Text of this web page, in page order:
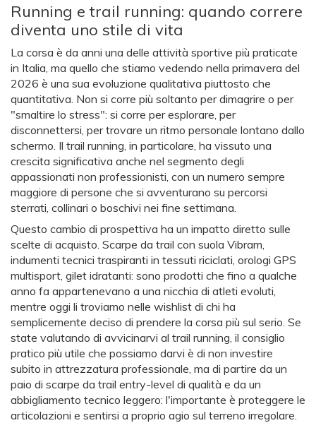
Running e trail running: quando correre
diventa uno stile di vita
La corsa è da anni una delle attività sportive più praticate
in Italia, ma quello che stiamo vedendo nella primavera del
2026 è una sua evoluzione qualitativa piuttosto che
quantitativa. Non si corre più soltanto per dimagrire o per
"smaltire lo stress": si corre per esplorare, per
disconnettersi, per trovare un ritmo personale lontano dallo
schermo. Il trail running, in particolare, ha vissuto una
crescita significativa anche nel segmento degli
appassionati non professionisti, con un numero sempre
maggiore di persone che si avventurano su percorsi
sterrati, collinari o boschivi nei fine settimana.
Questo cambio di prospettiva ha un impatto diretto sulle
scelte di acquisto. Scarpe da trail con suola Vibram,
indumenti tecnici traspiranti in tessuti riciclati, orologi GPS
multisport, gilet idratanti: sono prodotti che fino a qualche
anno fa appartenevano a una nicchia di atleti evoluti,
mentre oggi li troviamo nelle wishlist di chi ha
semplicemente deciso di prendere la corsa più sul serio. Se
state valutando di avvicinarvi al trail running, il consiglio
pratico più utile che possiamo darvi è di non investire
subito in attrezzatura professionale, ma di partire da un
paio di scarpe da trail entry-level di qualità e da un
abbigliamento tecnico leggero: l'importante è proteggere le
articolazioni e sentirsi a proprio agio sul terreno irregolare.